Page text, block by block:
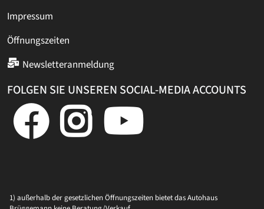
Impressum
Öffnungszeiten
Newsletteranmeldung
FOLGEN SIE UNSEREN SOCIAL-MEDIA ACCOUNTS
1) außerhalb der gesetzlichen Öffnungszeiten bietet das Autohaus